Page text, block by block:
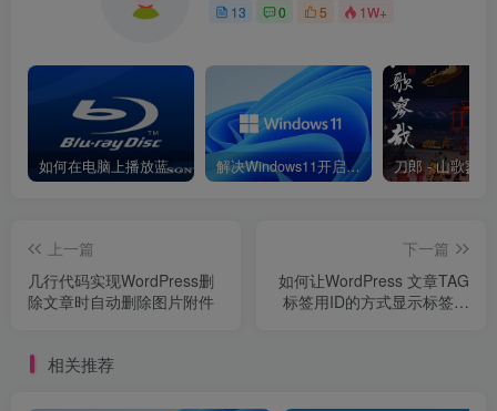
13 0 5 1W+
如何在电脑上播放蓝光ISO和BDMV蓝光文件夹资源 解决Windows11开启HDR后Chrome内截图泛白问题
上一篇
几行代码实现WordPress删
除文章时自动删除图片附件
下一篇
如何让WordPress 文章TAG
标签用ID的方式显示标签内
相关推荐